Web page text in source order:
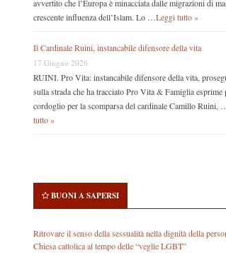
avvertito che l’Europa è minacciata dalle migrazioni di
crescente influenza dell’Islam. Lo … Leggi tutto »
Il Cardinale Ruini, instancabile difensore della vita
17 Giugno 2026
RUINI. Pro Vita: instancabile difensore della vita,
sulla strada che ha tracciato Pro Vita & Famiglia
cordoglio per la scomparsa del cardinale Camillo Ruini, …
tutto »
BUONI A SAPERSI
Ritrovare il senso della sessualità nella dignità della
Chiesa cattolica al tempo delle “veglie LGBT”